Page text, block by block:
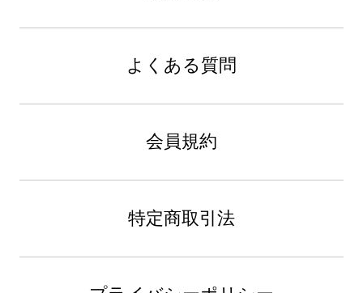
よくある質問
会員規約
特定商取引法